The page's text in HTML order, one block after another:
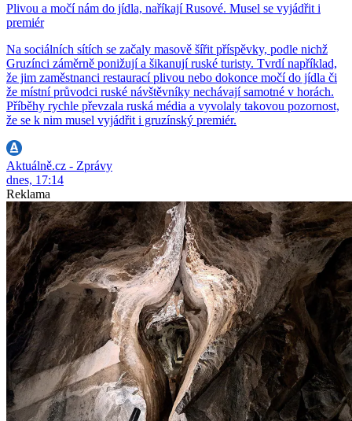
Plivou a močí nám do jídla, naříkají Rusové. Musel se vyjádřit i
premiér
Na sociálních sítích se začaly masově šířit příspěvky, podle nichž
Gruzínci záměrně ponižují a šikanují ruské turisty. Tvrdí například,
že jim zaměstnanci restaurací plivou nebo dokonce močí do jídla či
že místní průvodci ruské návštěvníky nechávají samotné v horách.
Příběhy rychle převzala ruská média a vyvolaly takovou pozornost,
že se k nim musel vyjádřit i gruzínský premiér.
Aktuálně.cz - Zprávy
dnes, 17:14
Reklama